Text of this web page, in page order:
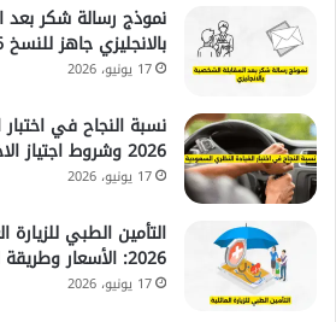
نموذج رسالة شكر بعد
بالانجليزي جاهز للنسخ 2026
17 يونيو، 2026
نسبة النجاح في
2026 وشروط اجتياز الاختبار
17 يونيو، 2026
التأمين الطبي
2026: الأسعار وطريقة الشراء
17 يونيو، 2026